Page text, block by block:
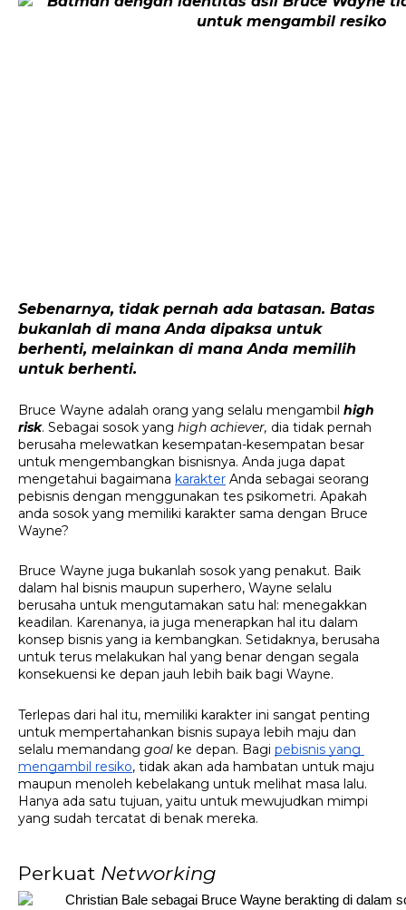
Sebenarnya, tidak pernah ada batasan. Batas
bukanlah di mana Anda dipaksa untuk
berhenti, melainkan di mana Anda memilih
untuk berhenti.
Bruce Wayne adalah orang yang selalu mengambil high
risk. Sebagai sosok yang high achiever, dia tidak pernah
berusaha melewatkan kesempatan-kesempatan besar
untuk mengembangkan bisnisnya. Anda juga dapat
mengetahui bagaimana karakter Anda sebagai seorang
pebisnis dengan menggunakan tes psikometri. Apakah
anda sosok yang memiliki karakter sama dengan Bruce
Wayne?
Bruce Wayne juga bukanlah sosok yang penakut. Baik
dalam hal bisnis maupun superhero, Wayne selalu
berusaha untuk mengutamakan satu hal: menegakkan
keadilan. Karenanya, ia juga menerapkan hal itu dalam
konsep bisnis yang ia kembangkan. Setidaknya, berusaha
untuk terus melakukan hal yang benar dengan segala
konsekuensi ke depan jauh lebih baik bagi Wayne.
Terlepas dari hal itu, memiliki karakter ini sangat penting
untuk mempertahankan bisnis supaya lebih maju dan
selalu memandang goal ke depan. Bagi pebisnis yang
mengambil resiko, tidak akan ada hambatan untuk maju
maupun menoleh kebelakang untuk melihat masa lalu.
Hanya ada satu tujuan, yaitu untuk mewujudkan mimpi
yang sudah tercatat di benak mereka.
Perkuat Networking